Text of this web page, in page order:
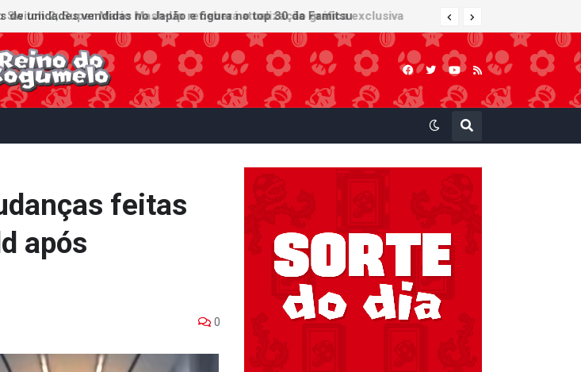
2; Super Mario Mash-Up receberá atualização gráfica exclusiva
feitas
após
0